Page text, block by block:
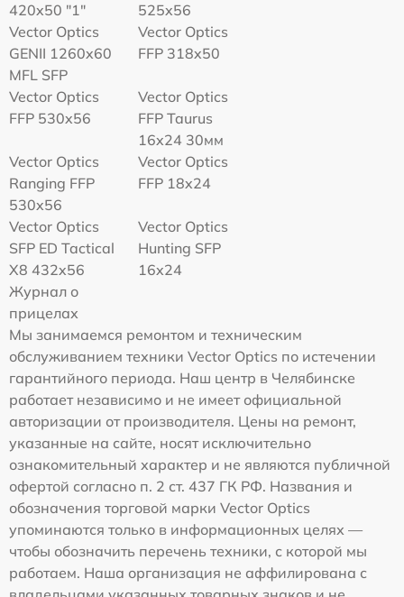
420x50 "1"
525x56
Vector Optics
GENII 1260x60
MFL SFP
Vector Optics
FFP 318x50
Vector Optics
FFP 530x56
Vector Optics
FFP Taurus
16x24 30мм
Vector Optics
Ranging FFP
530x56
Vector Optics
FFP 18x24
Vector Optics
SFP ED Tactical
X8 432x56
Vector Optics
Hunting SFP
16x24
Журнал о
прицелах
Мы занимаемся ремонтом и техническим
обслуживанием техники Vector Optics по истечении
гарантийного периода. Наш центр в Челябинске
работает независимо и не имеет официальной
авторизации от производителя. Цены на ремонт,
указанные на сайте, носят исключительно
ознакомительный характер и не являются публичной
офертой согласно п. 2 ст. 437 ГК РФ. Названия и
обозначения торговой марки Vector Optics
упоминаются только в информационных целях —
чтобы обозначить перечень техники, с которой мы
работаем. Наша организация не аффилирована с